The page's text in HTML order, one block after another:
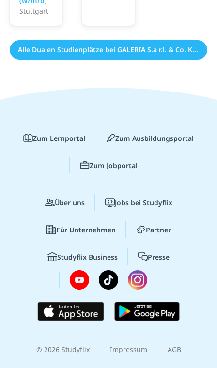
Stuttgart
Alle Dualen Studienplätze bei GALERIA S.à r.l. & Co. KG (2)
Zum Lernportal Zum Ausbildungsportal
Zum Jobportal
Über uns Jobs bei Studyflix
Für Unternehmen Partner
Studyflix Business Presse
© 2026 Studyflix Impressum AGB